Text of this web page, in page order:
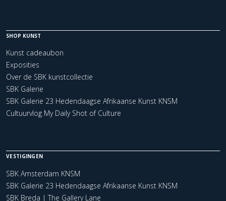
SHOP KUNST
Kunst cadeaubon
Exposities
Over de SBK kunstcollectie
SBK Galerie
SBK Galerie 23 Hedendaagse Afrikaanse Kunst KNSM
Cultuurvlog My Daily Shot of Culture
VESTIGINGEN
SBK Amsterdam KNSM
SBK Galerie 23 Hedendaagse Afrikaanse Kunst KNSM
SBK Breda | The Gallery Lane